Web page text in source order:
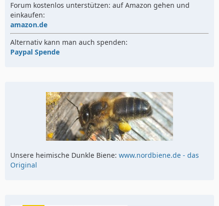
Forum kostenlos unterstützen: auf Amazon gehen und
einkaufen:
amazon.de
Alternativ kann man auch spenden:
Paypal Spende
Unsere heimische Dunkle Biene: www.nordbiene.de - das
Original